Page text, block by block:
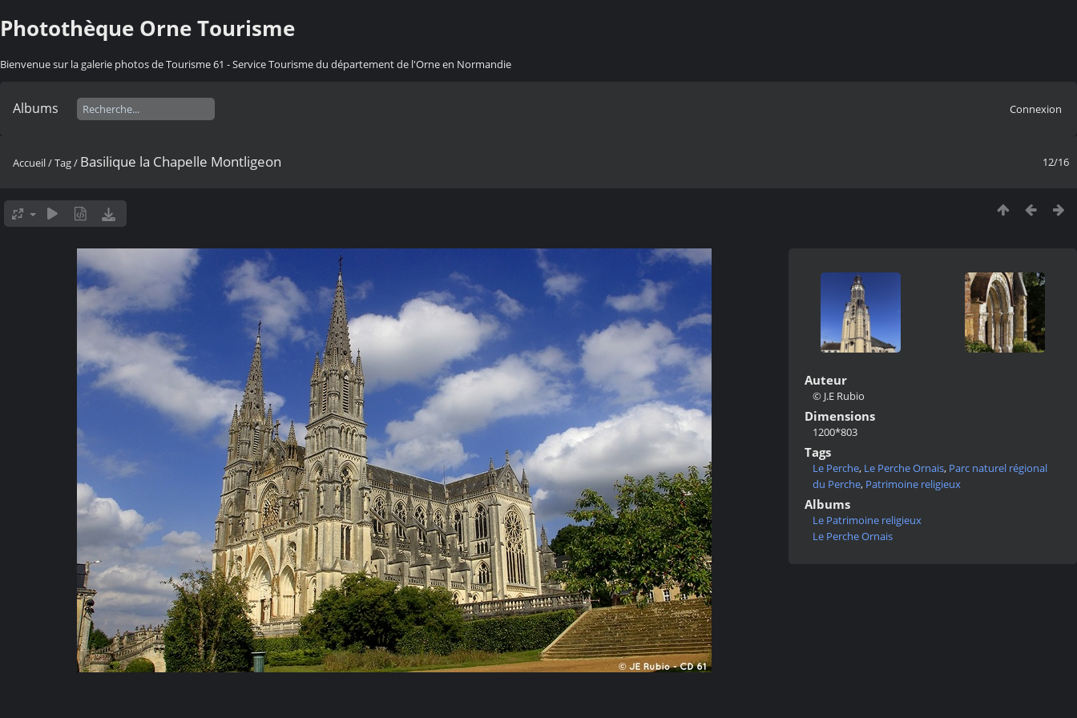
Photothèque Orne Tourisme
Bienvenue sur la galerie photos de Tourisme 61 - Service Tourisme du département de l'Orne en Normandie
Albums Connexion
12/16
Accueil/Tag/ Basilique la Chapelle Montligeon
Auteur
© J.E Rubio
Dimensions
1200*803
Tags
Le Perche, Le Perche Ornais, Parc naturel régional
du Perche, Patrimoine religieux
Albums
Le Patrimoine religieux
Le Perche Ornais